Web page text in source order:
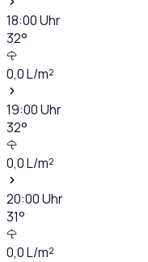
18:00Uhr
32°
0,0L/m²
19:00Uhr
32°
0,0L/m²
20:00Uhr
31°
0,0L/m²